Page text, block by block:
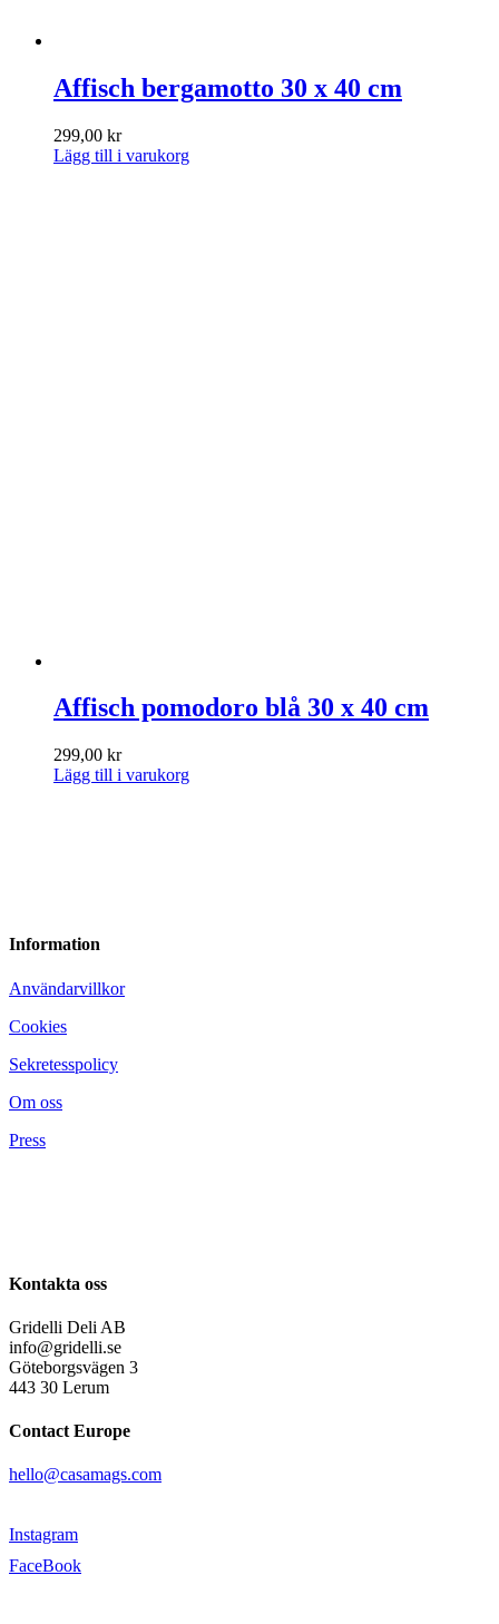
Affisch bergamotto 30 x 40 cm
299,00 kr
Lägg till i varukorg
Affisch pomodoro blå 30 x 40 cm
299,00 kr
Lägg till i varukorg
Information
Användarvillkor
Cookies
Sekretesspolicy
Om oss
Press
Kontakta oss
Gridelli Deli AB
info@gridelli.se
Göteborgsvägen 3
443 30 Lerum
Contact Europe
hello@casamags.com
Instagram
FaceBook